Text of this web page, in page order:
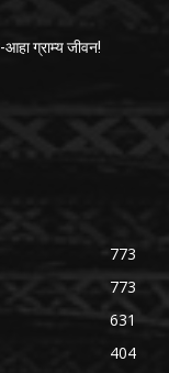
आहा ग्राम्य जीवन!
773
773
631
404